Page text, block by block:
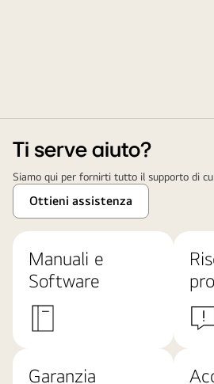
Ti serve aiuto?
Siamo qui per fornirti tutto il supporto di
Ottieni assistenza
Manuali e
Software
Garanzia